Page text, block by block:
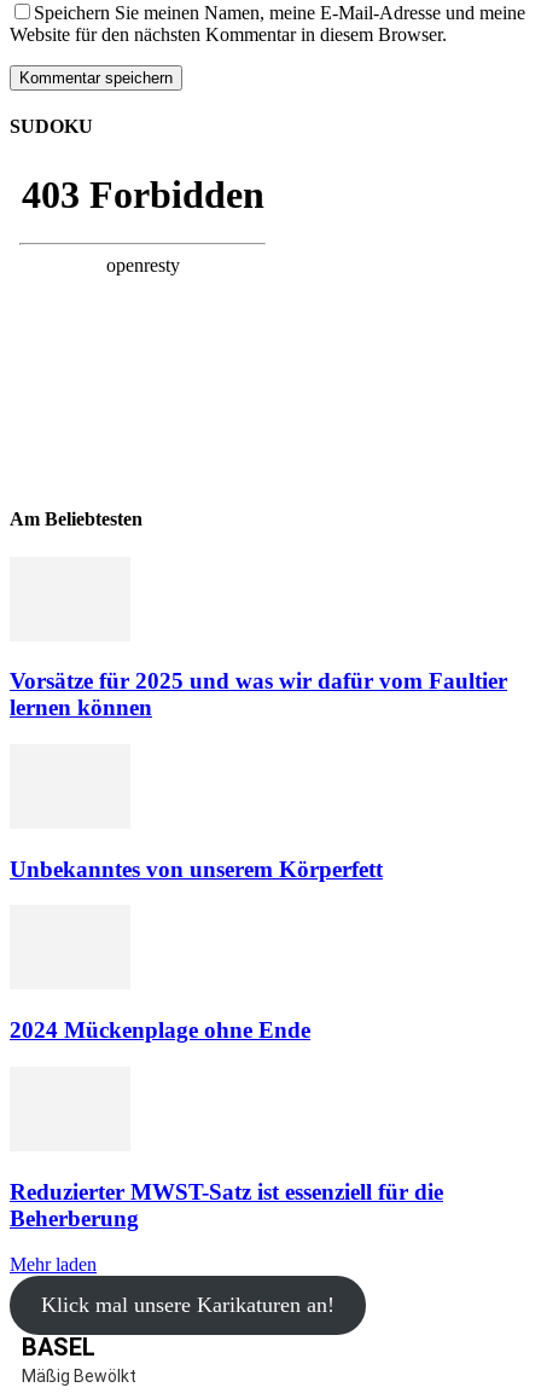
Speichern Sie meinen Namen, meine E-Mail-Adresse und meine
Website für den nächsten Kommentar in diesem Browser.
SUDOKU
Am Beliebtesten
Vorsätze für 2025 und was wir dafür vom Faultier
lernen können
Unbekanntes von unserem Körperfett
2024 Mückenplage ohne Ende
Reduzierter MWST-Satz ist essenziell für die
Beherberung
Mehr laden
Klick mal unsere Karikaturen an!
BASEL
Mäßig Bewölkt